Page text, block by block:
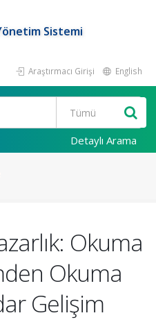
Sistemi
Araştırmacı Girişi English
Detaylı Arama
Okuma
Okuma
Gelişim